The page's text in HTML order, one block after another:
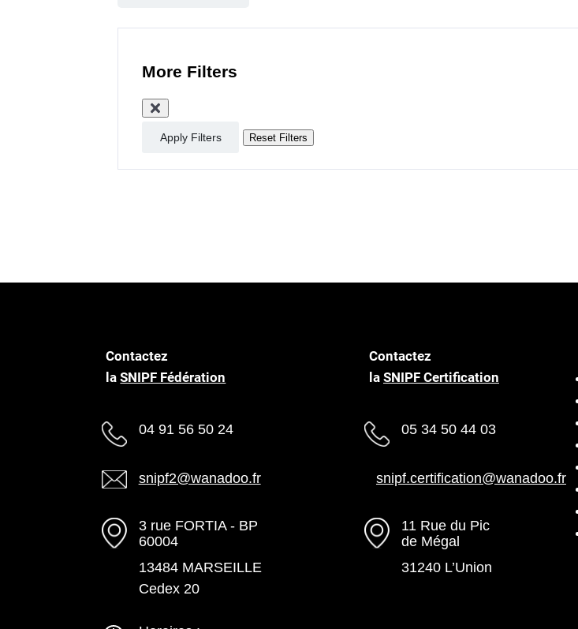
More Filters
Apply Filters Reset Filters
Contactez
laSNIPF Fédération
04 91 56 50 24
snipf2@wanadoo.fr
3 rue FORTIA - BP
60004
13484 MARSEILLE
Cedex 20
Contactez
la SNIPF Certification
05 34 50 44 03
snipf.certification@wanadoo.fr
11 Rue du Pic
de Mégal
31240 L’Union